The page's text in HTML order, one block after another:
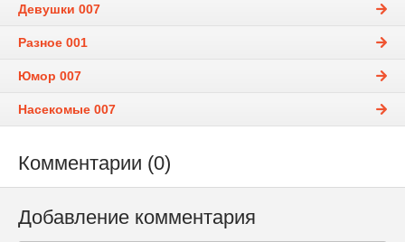
Девушки 007
Разное 001
Юмор 007
Насекомые 007
Комментарии (0)
Добавление комментария